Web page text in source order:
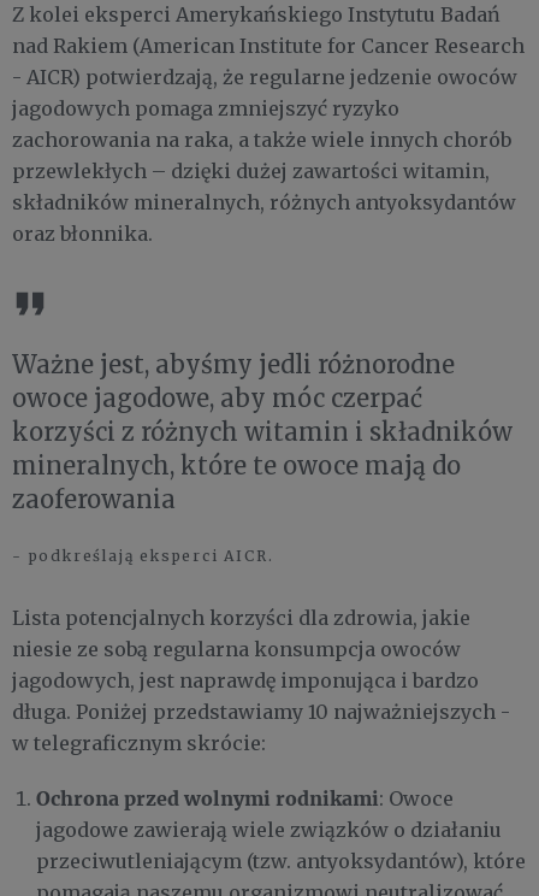
Z kolei eksperci Amerykańskiego Instytutu Badań
nad Rakiem (American Institute for Cancer Research
- AICR) potwierdzają, że regularne jedzenie owoców
jagodowych pomaga zmniejszyć ryzyko
zachorowania na raka, a także wiele innych chorób
przewlekłych – dzięki dużej zawartości witamin,
składników mineralnych, różnych antyoksydantów
oraz błonnika.
Ważne jest, abyśmy jedli różnorodne
owoce jagodowe, aby móc czerpać
korzyści z różnych witamin i składników
mineralnych, które te owoce mają do
zaoferowania
- podkreślają eksperci AICR.
Lista potencjalnych korzyści dla zdrowia, jakie
niesie ze sobą regularna konsumpcja owoców
jagodowych, jest naprawdę imponująca i bardzo
długa. Poniżej przedstawiamy 10 najważniejszych -
w telegraficznym skrócie:
Ochrona przed wolnymi rodnikami: Owoce
jagodowe zawierają wiele związków o działaniu
przeciwutleniającym (tzw. antyoksydantów), które